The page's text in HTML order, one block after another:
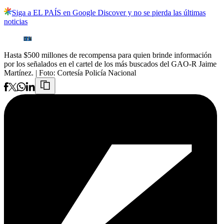
Siga a EL PAÍS en Google Discover y no se pierda las últimas
noticias
Hasta $500 millones de recompensa para quien brinde información
por los señalados en el cartel de los más buscados del GAO-R Jaime
Martínez. | Foto: Cortesía Policía Nacional